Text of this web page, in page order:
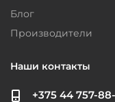
Блог
Производители
Наши контакты
+375 44 757-